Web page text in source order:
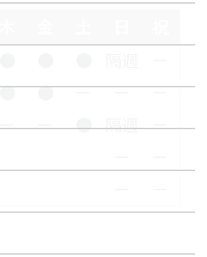
● ● ー ー
ー
ー ー ● 隔週 ー